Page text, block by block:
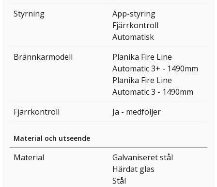
Styrning
App-styring
Fjärrkontroll
Automatisk
Brännkarmodell
Planika Fire Line
Automatic 3+ - 1490mm
Planika Fire Line
Automatic 3 - 1490mm
Fjärrkontroll
Ja - medföljer
Material och utseende
Material
Galvaniseret stål
Härdat glas
Stål